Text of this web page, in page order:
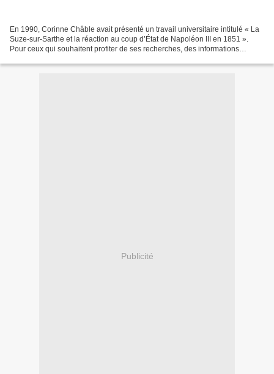
En 1990, Corinne Châble avait présenté un travail universitaire intitulé « La
Suze-sur-Sarthe et la réaction au coup d’État de Napoléon III en 1851 ».
Pour ceux qui souhaitent profiter de ses recherches, des informations
Publicité